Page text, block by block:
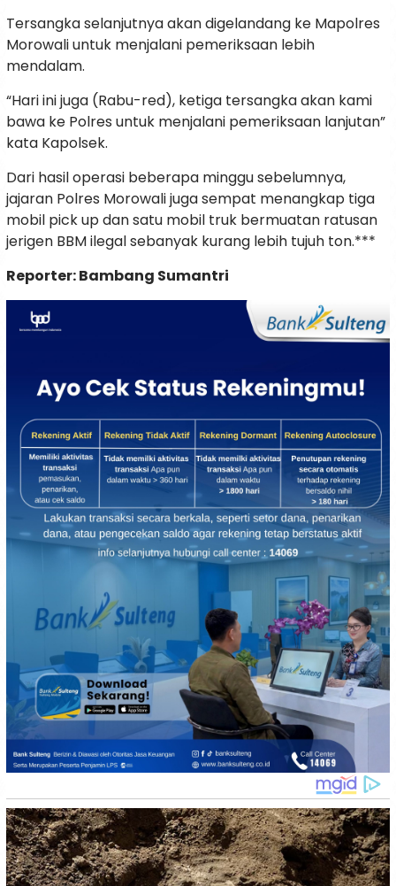
Tersangka selanjutnya akan digelandang ke Mapolres
Morowali untuk menjalani pemeriksaan lebih
mendalam.
“Hari ini juga (Rabu-red), ketiga tersangka akan kami
bawa ke Polres untuk menjalani pemeriksaan lanjutan”
kata Kapolsek.
Dari hasil operasi beberapa minggu sebelumnya,
jajaran Polres Morowali juga sempat menangkap tiga
mobil pick up dan satu mobil truk bermuatan ratusan
jerigen BBM ilegal sebanyak kurang lebih tujuh ton.***
Reporter: Bambang Sumantri